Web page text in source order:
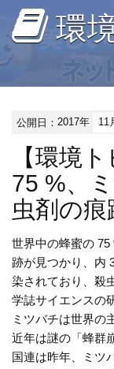
環
公開日：2017年 11
【環境
75 %、
虫剤の痕
世界中の蜂蜜の
跡が見つかり、内
染されており、殺
学誌サイエンスの
ミツバチは世界の
近年は謎の「蜂群
国連は昨年、ミツ